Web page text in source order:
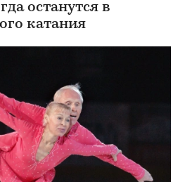
останутся в
катания